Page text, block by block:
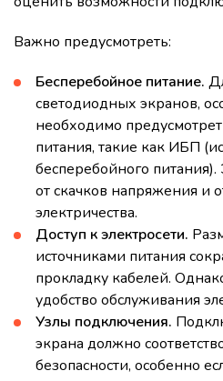
Важно предусмотреть:
Бесперебойное питание.
светодиодных экранов,
необходимо
питания, такие как ИБП
бесперебойного питания).
от скачков напряжения и
электричества.
Доступ к электросети.
источниками питания
прокладку кабелей.
удобство обслуживания
Узлы подключения.
экрана должно
безопасности, особенно